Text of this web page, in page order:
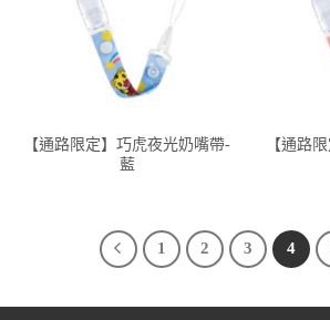
【通路限定】巧虎夜光奶嘴帶-
藍
【通路
1 2 3 4